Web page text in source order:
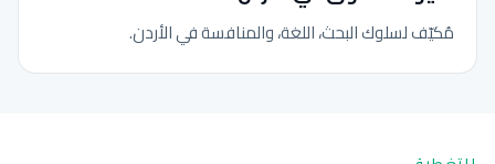
مُكيّف لسلوك البحث، اللغة، والمنافسة في الأردن.